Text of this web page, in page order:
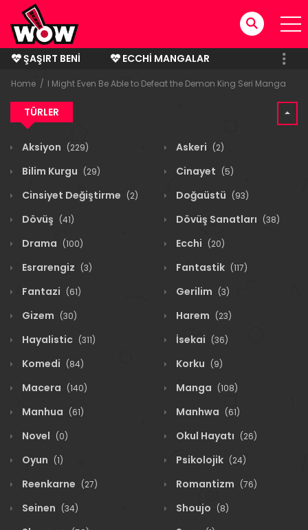
ŞAŞIRT BENI
ECCHI MANGALAR
BITMIŞ MANGALAR
Home I Might Even Be Able to Defeat the Demon King Seri Manga
TÜRLER
Aksiyon (229) Askeri (2)
Bilim Kurgu (29) Cinayet (5)
Cinsiyet Değiştirme (2) Doğaüstü (93)
Dövüş (41) Dövüş Sanatları (38)
Drama (100) Ecchi (20)
Esrarengiz (3) Fantastik (117)
Fantazi (61) Gerilim (3)
Gizem (30) Harem (23)
Hayalistic (311) İsekai (36)
Komedi (84) Korku (9)
Macera (140) Manga (108)
Manhua (61) Manhwa (61)
Novel (0) Okul Hayatı (26)
Oyun (1) Psikolojik (24)
Reenkarne (27) Romantizm (76)
Seinen (34) Shoujo (8)